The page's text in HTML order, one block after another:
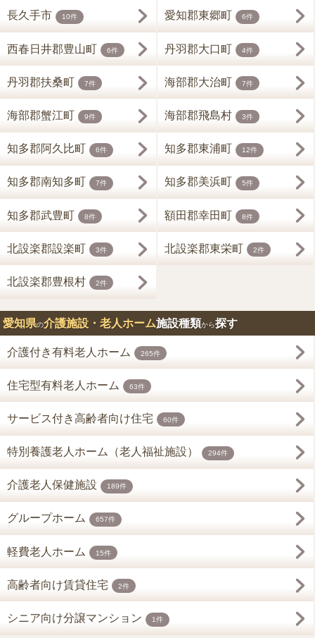
長久手市 10件 愛知郡東郷町 6件
西春日井郡豊山町 6件 丹羽郡大口町 4件
丹羽郡扶桑町 7件 海部郡大治町 7件
海部郡蟹江町 9件 海部郡飛島村 3件
知多郡阿久比町 6件 知多郡東浦町 12件
知多郡南知多町 7件 知多郡美浜町 5件
知多郡武豊町 8件 額田郡幸田町 8件
北設楽郡設楽町 3件 北設楽郡東栄町 2件
北設楽郡豊根村 2件
愛知県の介護施設・老人ホーム施設種類から探す
介護付き有料老人ホーム 265件
住宅型有料老人ホーム 63件
サービス付き高齢者向け住宅 60件
特別養護老人ホーム（老人福祉施設） 294件
介護老人保健施設 189件
グループホーム 657件
軽費老人ホーム 15件
高齢者向け賃貸住宅 2件
シニア向け分譲マンション 1件